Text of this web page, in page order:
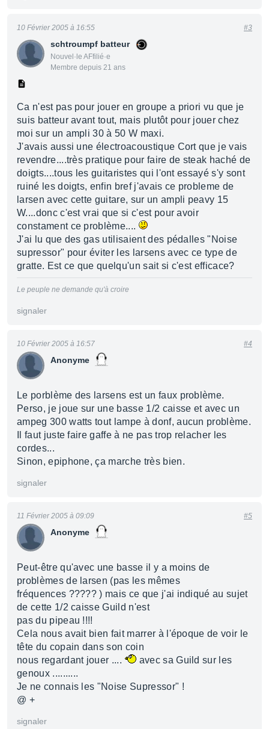
schtroumpf batteur
Nouvel·le AFfilié·e
Membre depuis 21 ans
10 Février 2005 à 16:55 #3
Ca n'est pas pour jouer en groupe a priori vu que je
suis batteur avant tout, mais plutôt pour jouer chez
moi sur un ampli 30 à 50 W maxi.
J'avais aussi une électroacoustique Cort que je vais
revendre....très pratique pour faire de steak haché de
doigts....tous les guitaristes qui l'ont essayé s'y sont
ruiné les doigts, enfin bref j'avais ce probleme de
larsen avec cette guitare, sur un ampli peavy 15
W....donc c'est vrai que si c'est pour avoir
constament ce problème....
J'ai lu que des gas utilisaient des pédalles "Noise
supressor" pour éviter les larsens avec ce type de
gratte. Est ce que quelqu'un sait si c'est efficace?
Le peuple ne demande qu'à croire
signaler
Anonyme
10 Février 2005 à 16:57 #4
Le porblème des larsens est un faux problème.
Perso, je joue sur une basse 1/2 caisse et avec un
ampeg 300 watts tout lampe à donf, aucun problème.
Il faut juste faire gaffe à ne pas trop relacher les
cordes...
Sinon, epiphone, ça marche très bien.
signaler
Anonyme
11 Février 2005 à 09:09 #5
Peut-être qu'avec une basse il y a moins de
problèmes de larsen (pas les mêmes
fréquences ????? ) mais ce que j'ai indiqué au sujet
de cette 1/2 caisse Guild n'est
pas du pipeau !!!!
Cela nous avait bien fait marrer à l'époque de voir le
tête du copain dans son coin
nous regardant jouer ....
avec sa Guild sur les
genoux ..........
Je ne connais les "Noise Supressor" !
@ +
signaler